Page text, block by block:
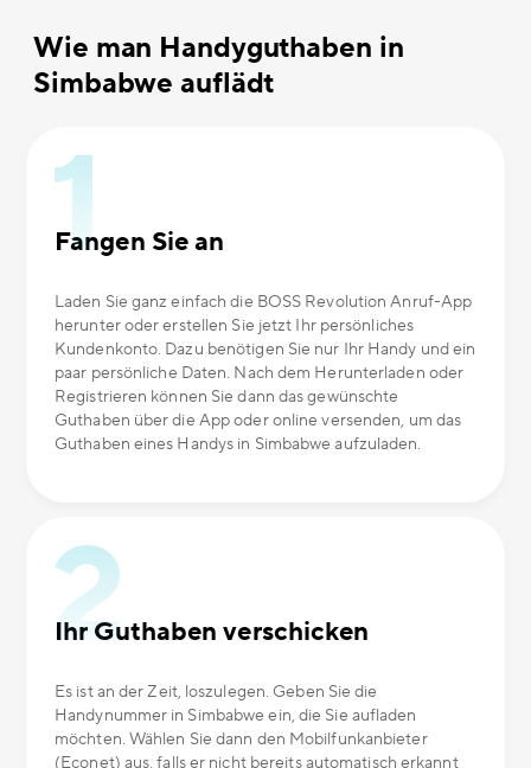
Wie man Handyguthaben in
Simbabwe auflädt
Fangen Sie an
Laden Sie ganz einfach die BOSS Revolution Anruf-App
herunter oder erstellen Sie jetzt Ihr persönliches
Kundenkonto. Dazu benötigen Sie nur Ihr Handy und ein
paar persönliche Daten. Nach dem Herunterladen oder
Registrieren können Sie dann das gewünschte
Guthaben über die App oder online versenden, um das
Guthaben eines Handys in Simbabwe aufzuladen.
Ihr Guthaben verschicken
Es ist an der Zeit, loszulegen. Geben Sie die
Handynummer in Simbabwe ein, die Sie aufladen
möchten. Wählen Sie dann den Mobilfunkanbieter
(Econet) aus, falls er nicht bereits automatisch erkannt